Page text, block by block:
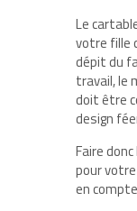
Le
votre fille
dépit du
travail, le
doit être
design
Faire
pour
en